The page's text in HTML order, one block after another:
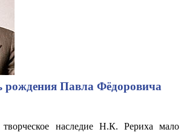
Павла Фёдоровича
наследие Н.К. Рериха мало